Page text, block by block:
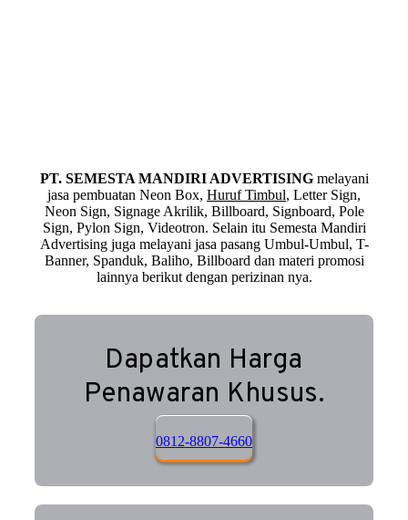
PT. SEMESTA MANDIRI ADVERTISINGmelayani
jasa pembuatan Neon Box, Huruf Timbul, Letter Sign,
Neon Sign, Signage Akrilik, Billboard, Signboard, Pole
Sign, Pylon Sign, Videotron. Selain itu Semesta Mandiri
Advertising juga melayani jasa pasang Umbul-Umbul, T-
Banner, Spanduk, Baliho, Billboard dan materi promosi
lainnya berikut dengan perizinan nya.
Dapatkan Harga
Penawaran Khusus.
0812-8807-4660